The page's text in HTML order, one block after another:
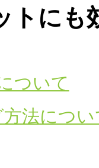
トにも
ついて
方法につ